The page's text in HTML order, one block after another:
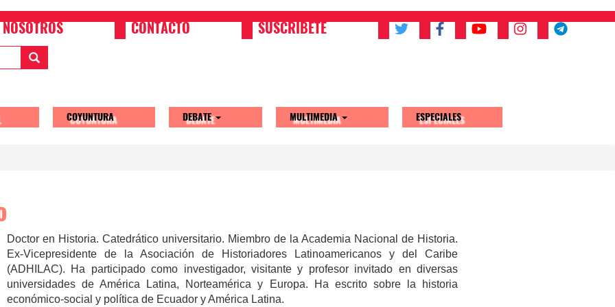
NOSOTROS CONTACTO SUSCRIBETE
COYUNTURA DEBATE MULTIMEDIA ESPECIALES
Doctor en Historia. Catedrático universitario. Miembro de la Academia Nacional de Historia.
Ex-Vicepresidente de la Asociación de Historiadores Latinoamericanos y del Caribe
(ADHILAC). Ha participado como investigador, visitante y profesor invitado en diversas
universidades de América Latina, Norteamérica y Europa. Ha escrito sobre la historia
económico-social y política de Ecuador y América Latina.